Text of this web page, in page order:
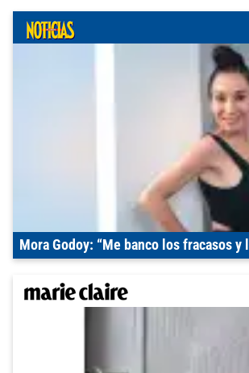
Mora Godoy: “Me banco los fracasos y